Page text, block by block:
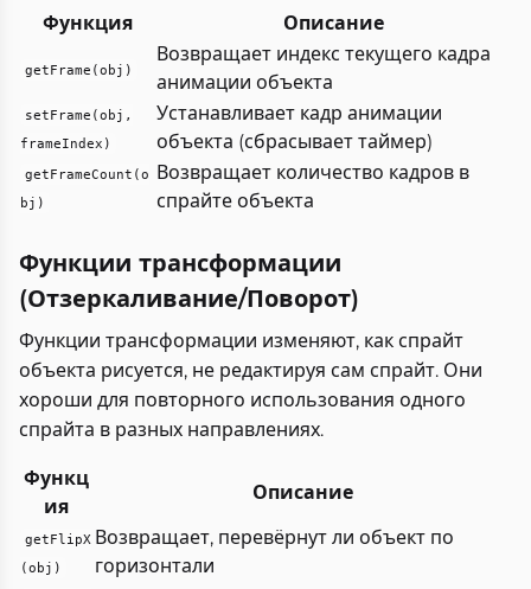
Функция Описание
getFrame(obj)
Возвращает индекс текущего кадра
анимации объекта
setFrame(obj,
frameIndex)
Устанавливает кадр анимации
объекта (сбрасывает таймер)
getFrameCount(o
bj)
Возвращает количество кадров в
спрайте объекта
Функции трансформации
(Отзеркаливание/Поворот)
Функции трансформации изменяют, как спрайт
объекта рисуется, не редактируя сам спрайт. Они
хороши для повторного использования одного
спрайта в разных направлениях.
Функц
ия
Описание
getFlipX
(obj)
Возвращает, перевёрнут ли объект по
горизонтали